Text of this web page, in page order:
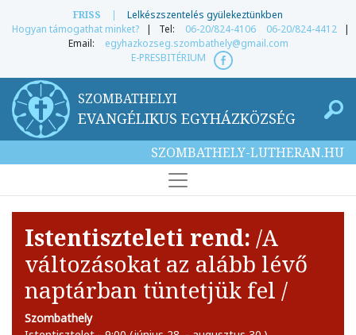
FRISS |
Lelkészszentelés gyülekeztünkben
Hogyan támogathat minket? | Tel: 06-20/824-4106 06-20/824-4412 |
Email:
egyhazkozseg.szombathely@gmail.com
E-PRESBITÉRIUM
SZOMBATHELYI
EVANGÉLIKUS EGYHÁZKÖZSÉG
SZOMBATHELY-LUTHERAN.HU
Istentiszteleti rend: /A
változásokat az alább lévő
naptárban tüntetjük fel /
Szombathely